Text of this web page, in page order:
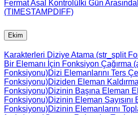
Fermat Asal Kontrolü İki Gün
(TIMESTAMPDIFF)
Ekim
Karakterleri Diziye Atama (str_split
Bir Elemanı İçin Fonksiyon Çağırma
Fonksiyonu)Dizi Elemanlarını Ters
Fonksiyonu)Diziden Eleman
Fonksiyonu)Dizinin Başına Eleman
Fonksiyonu)Dizinin Eleman Sayısını
Fonksiyonu)Dizinin Elemanlarını